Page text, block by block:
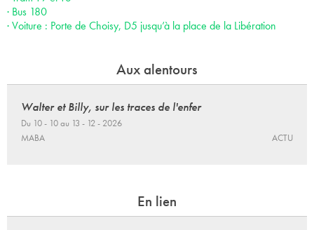
· Bus 180
· Voiture : Porte de Choisy, D5 jusqu’à la place de la Libération
Aux alentours
Walter et Billy, sur les traces de l'enfer
Du 10 - 10 au 13 - 12 - 2026
MABA
ACTU
En lien